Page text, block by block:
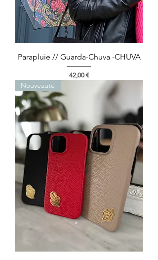
Parapluie // Guarda-Chuva -CHUVA
Preço
42,00 €
Nouveauté